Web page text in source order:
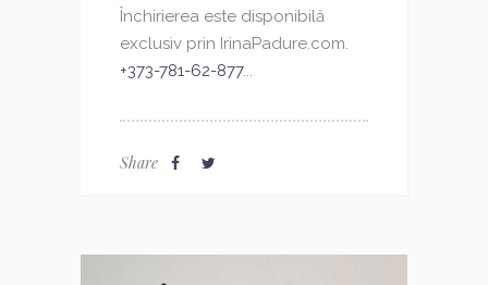
Închirierea este disponibilă
exclusiv prin IrinaPadure.com.
+373-781-62-877...
Share